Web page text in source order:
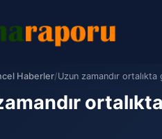
Haberler/Uzun zamandır